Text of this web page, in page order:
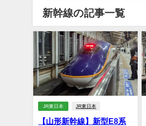
新幹線の記事一覧
JR東日本 JR東日本
【山形新幹線】新型E8系